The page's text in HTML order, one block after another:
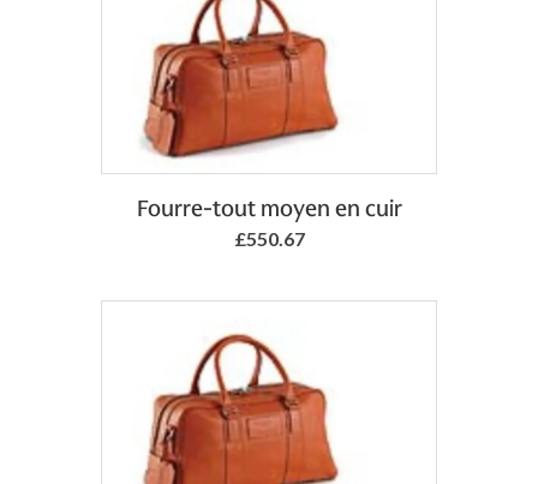
Fourre-tout moyen en cuir
£550.67